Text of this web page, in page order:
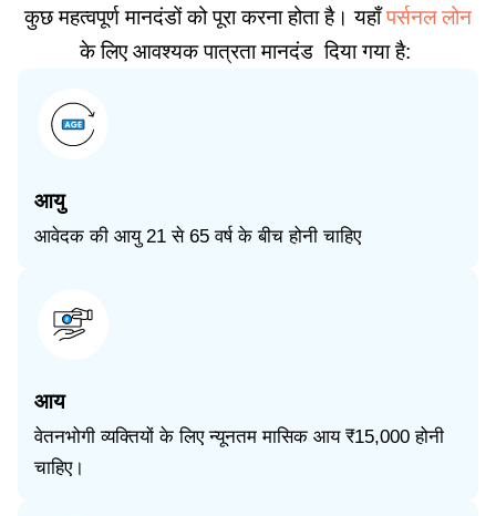
कुछ महत्वपूर्ण मानदंडों को पूरा करना होता है। यहाँपर्सनल लोन
के लिए आवश्यक पात्रता मानदंड दिया गया है:
आयु
आवेदक की आयु 21 से 65 वर्ष के बीच होनी चाहिए
आय
वेतनभोगी व्यक्तियों के लिए न्यूनतम मासिक आय ₹15,000 होनी
चाहिए।